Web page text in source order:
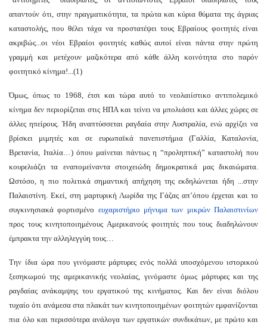
απαντούν ότι, στην πραγματικότητα, τα πρώτα και κύρια θύματα της άγριας
καταστολής, που θέλει τάχα να προστατέψει τους Εβραίους φοιτητές είναι
ακριβώς...οι νέοι Εβραίοι φοιτητές καθώς αυτοί είναι πάντα στην πρώτη
γραμμή και μετέχουν μαζικότερα από κάθε άλλη κοινότητα στο παρόν
φοιτητικό κίνημα!...(1)
Όμως, όπως το 1968, έτσι και τώρα αυτό το νεολαιίστικο αντιπολεμικό
κίνημα δεν περιορίζεται στις ΗΠΑ και τείνει να μπολιάσει και άλλες χώρες σε
άλλες ηπείρους. Ήδη αναπτύσσεται ραγδαία στην Αυστραλία, ενώ αρχίζει να
βρίσκει μιμητές και σε ευρωπαϊκά πανεπιστήμια (Γαλλία, Καταλονία,
Βρετανία, Ιταλία…) όπου μαίνεται πάντως η “προληπτική” καταστολή που
κουρελιάζει τα εναπομείναντα στοιχειώδη δημοκρατικά μας δικαιώματα.
Ωστόσο, η πιο πολιτικά σημαντική απήχηση της εκδηλώνεται ήδη ...στην
Παλαιστίνη. Εκεί, στη μαρτυρική Λωρίδα της Γάζας απ’όπου έρχεται και το
συγκινησιακά φορτισμένο ευχαριστήριο μήνυμα των μικρών Παλαιστινίων
προς τους κινητοποιημένους Αμερικανούς φοιτητές που τους διαδηλώνουν
έμπρακτα την αλληλεγγύη τους…
Την ίδια ώρα που γινόμαστε μάρτυρες ενός πολλά υποσχόμενου ιστορικού
ξεσηκωμού της αμερικανικής νεολαίας, γινόμαστε όμως μάρτυρες και της
ραγδαίας ανάκαμψης του εργατικού της κινήματος. Και δεν είναι διόλου
τυχαίο ότι ανάμεσα στα πλακάτ των κινητοποιημένων φοιτητών εμφανίζονται
πια όλο και περισσότερα ανάλογα των εργατικών συνδικάτων, με πρώτο και